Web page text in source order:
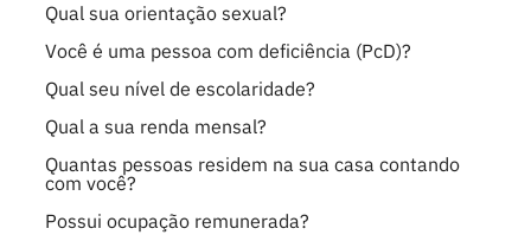
Qual sua orientação sexual?
Você é uma pessoa com deficiência (PcD)?
Qual seu nível de escolaridade?
Qual a sua renda mensal?
Quantas pessoas residem na sua casa contando
com você?
Possui ocupação remunerada?